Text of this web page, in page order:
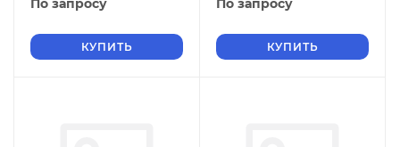
По запросу
КУПИТЬ
По запросу
КУПИТЬ